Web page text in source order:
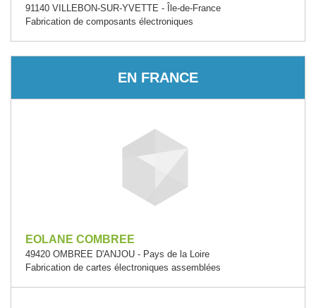
91140 VILLEBON-SUR-YVETTE - Île-de-France
Fabrication de composants électroniques
EN FRANCE
EOLANE COMBREE
49420 OMBREE D'ANJOU - Pays de la Loire
Fabrication de cartes électroniques assemblées